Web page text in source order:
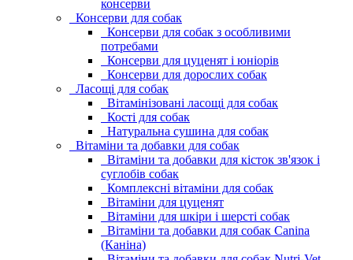
консерви
Консерви для собак
Консерви для собак з особливими
потребами
Консерви для цуценят і юніорів
Консерви для дорослих собак
Ласощі для собак
Вітамінізовані ласощі для собак
Кості для собак
Натуральна сушина для собак
Вітаміни та добавки для собак
Вітаміни та добавки для кісток зв'язок і
суглобів собак
Комплексні вітаміни для собак
Вітаміни для цуценят
Вітаміни для шкіри і шерсті собак
Вітаміни та добавки для собак Canina
(Каніна)